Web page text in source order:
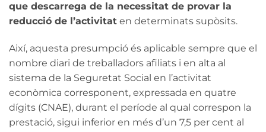
que descarrega de la necessitat de provar la
reducció de l’activitat en determinats supòsits.
Així, aquesta presumpció és aplicable sempre que el
nombre diari de treballadors afiliats i en alta al
sistema de la Seguretat Social en l’activitat
econòmica corresponent, expressada en quatre
dígits (CNAE), durant el període al qual correspon la
prestació, sigui inferior en més d’un 7,5 per cent al